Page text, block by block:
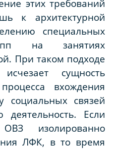
этих требований
к архитектурной
специальных
на занятиях
При таком подходе
сущность
вхождения
социальных связей
деятельность. Если
изолированно
ЛФК, в то время